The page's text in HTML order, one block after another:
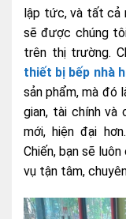
lập tức, và tất cả
sẽ được chúng
trên thị trường.
thiết bị bếp nhà
sản phẩm, mà đó
gian, tài chính
mới, hiện đại
Chiến, bạn sẽ
vụ tận tâm,